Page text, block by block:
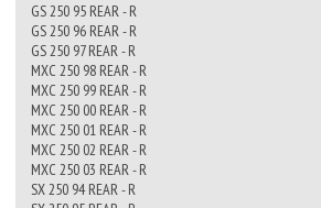
GS 250 95 REAR - R
GS 250 96 REAR - R
GS 250 97 REAR - R
MXC 250 98 REAR - R
MXC 250 99 REAR - R
MXC 250 00 REAR - R
MXC 250 01 REAR - R
MXC 250 02 REAR - R
MXC 250 03 REAR - R
SX 250 94 REAR - R